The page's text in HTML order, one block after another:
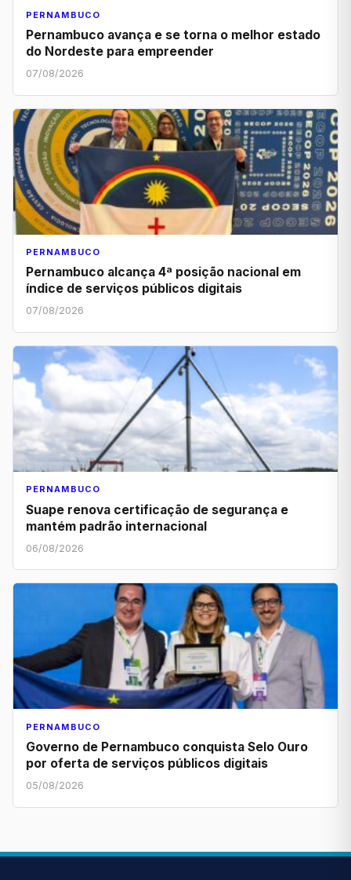
PERNAMBUCO
Pernambuco avança e se torna o melhor estado
do Nordeste para empreender
07/08/2026
PERNAMBUCO
Pernambuco alcança 4ª posição nacional em
índice de serviços públicos digitais
07/08/2026
PERNAMBUCO
Suape renova certificação de segurança e
mantém padrão internacional
06/08/2026
PERNAMBUCO
Governo de Pernambuco conquista Selo Ouro
por oferta de serviços públicos digitais
05/08/2026